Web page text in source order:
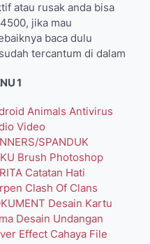
atau rusak anda bisa
jika mau
baca dulu
tercantum di dalam
1
Animals Antivirus
Video
SPANDUK
Brush Photoshop
Catatan Hati
Clash Of Clans
Desain Kartu
Desain Undangan
Effect Cahaya File